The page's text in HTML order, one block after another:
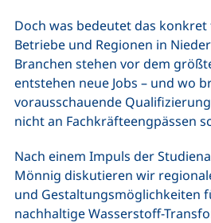
Doch was bedeutet das
Betriebe und Regionen in
Branchen stehen vor dem
entstehen neue Jobs – und wo
vorausschauende
nicht an Fachkräfteengpässen
Nach einem Impuls der
Mönnig diskutieren wir
und Gestaltungsmöglichkeiten
nachhaltige Wasserstoff-